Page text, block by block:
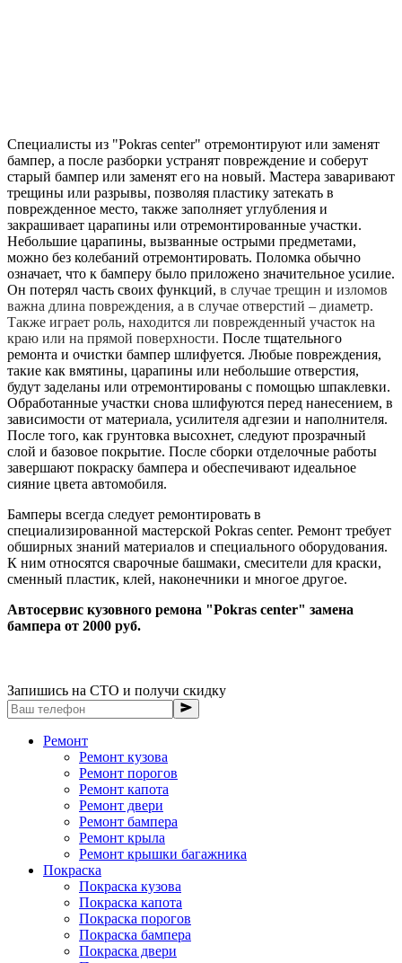
Специалисты из "Pokras center" отремонтируют или заменят
бампер, а после разборки устранят повреждение и соберут
старый бампер или заменят его на новый. Мастера заваривают
трещины или разрывы, позволяя пластику затекать в
поврежденное место, также заполняет углубления и
закрашивает царапины или отремонтированные участки.
Небольшие царапины, вызванные острыми предметами,
можно без колебаний отремонтировать. Поломка обычно
означает, что к бамперу было приложено значительное усилие.
Он потерял часть своих функций, в случае трещин и изломов
важна длина повреждения, а в случае отверстий – диаметр.
Также играет роль, находится ли поврежденный участок на
краю или на прямой поверхности. После тщательного
ремонта и очистки бампер шлифуется. Любые повреждения,
такие как вмятины, царапины или небольшие отверстия,
будут заделаны или отремонтированы с помощью шпаклевки.
Обработанные участки снова шлифуются перед нанесением, в
зависимости от материала, усилителя адгезии и наполнителя.
После того, как грунтовка высохнет, следуют прозрачный
слой и базовое покрытие. После сборки отделочные работы
завершают покраску бампера и обеспечивают идеальное
сияние цвета автомобиля.
Бамперы всегда следует ремонтировать в
специализированной мастерской Pokras center. Ремонт требует
обширных знаний материалов и специального оборудования.
К ним относятся сварочные башмаки, смесители для краски,
сменный пластик, клей, наконечники и многое другое.
Автосервис кузовного ремона "Pokras center" замена
бампера от 2000 руб.
Запишись на СТО и получи скидку
Ремонт
Ремонт кузова
Ремонт порогов
Ремонт капота
Ремонт двери
Ремонт бампера
Ремонт крыла
Ремонт крышки багажника
Покраска
Покраска кузова
Покраска капота
Покраска порогов
Покраска бампера
Покраска двери